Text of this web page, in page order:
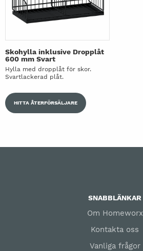
Skohylla inklusive Dropplåt
600 mm Svart
Hylla med dropplåt för skor.
Svartlackerad plåt.
HITTA ÅTERFÖRSÄLJARE
SNABBLÄNKAR
Om Homeworx
Kontakta oss
Vanliga frågor